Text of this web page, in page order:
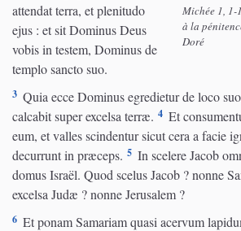
Michée 1, 1-
à la
Doré
attendat terra, et plenitudo
ejus : et sit Dominus Deus
vobis in testem, Dominus de
templo sancto suo.
3 Quia ecce Dominus egredietur de loco
calcabit super excelsa terræ. 4 Et
eum, et valles scindentur sicut cera a facie
decurrunt in præceps. 5 In scelere Jacob
domus Israël. Quod scelus Jacob ? nonne
excelsa Judæ ? nonne Jerusalem ?
6 Et ponam Samariam quasi acervum